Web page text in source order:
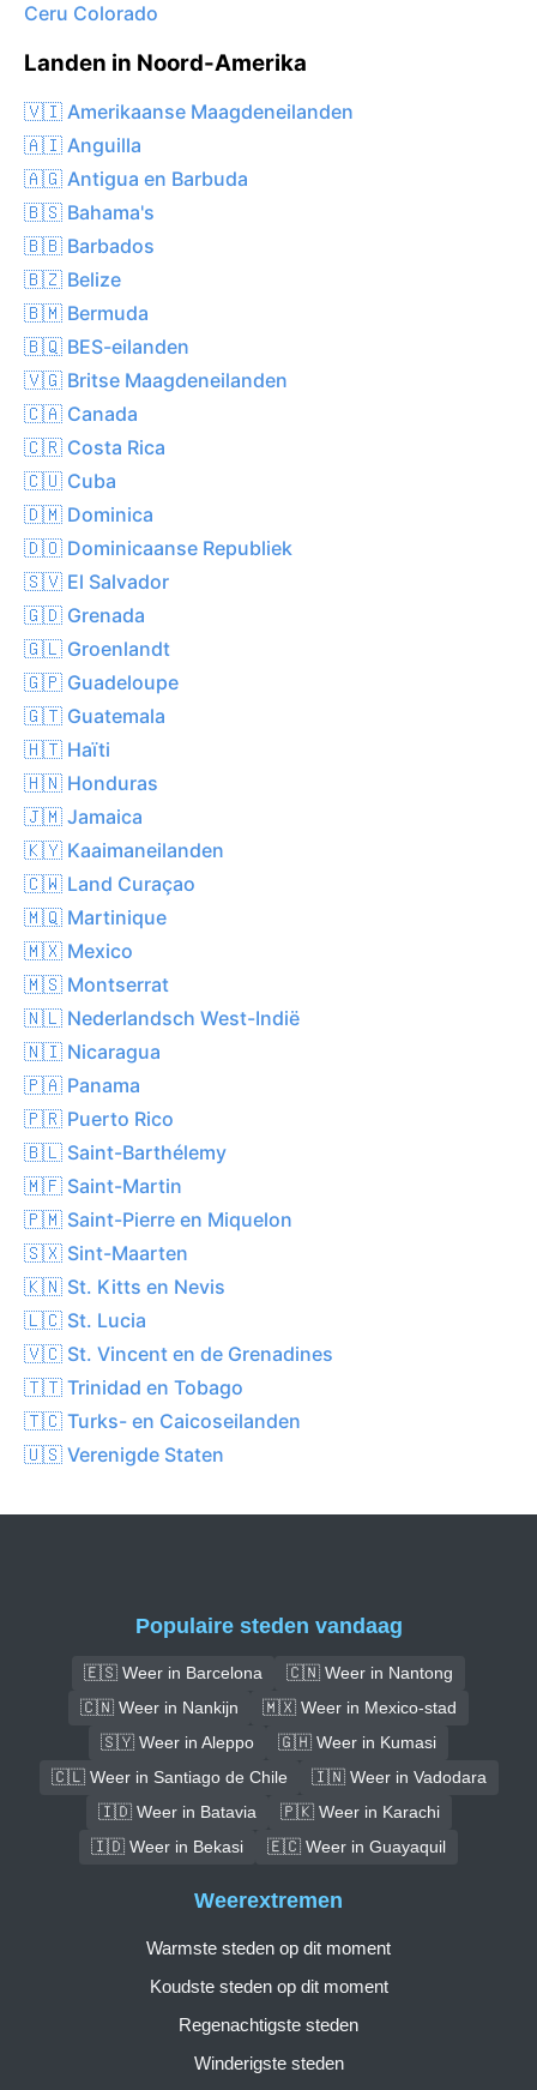
Ceru Colorado
Landen in Noord-Amerika
🇻🇮 Amerikaanse Maagdeneilanden
🇦🇮 Anguilla
🇦🇬 Antigua en Barbuda
🇧🇸 Bahama's
🇧🇧 Barbados
🇧🇿 Belize
🇧🇲 Bermuda
🇧🇶 BES-eilanden
🇻🇬 Britse Maagdeneilanden
🇨🇦 Canada
🇨🇷 Costa Rica
🇨🇺 Cuba
🇩🇲 Dominica
🇩🇴 Dominicaanse Republiek
🇸🇻 El Salvador
🇬🇩 Grenada
🇬🇱 Groenlandt
🇬🇵 Guadeloupe
🇬🇹 Guatemala
🇭🇹 Haïti
🇭🇳 Honduras
🇯🇲 Jamaica
🇰🇾 Kaaimaneilanden
🇨🇼 Land Curaçao
🇲🇶 Martinique
🇲🇽 Mexico
🇲🇸 Montserrat
🇳🇱 Nederlandsch West-Indië
🇳🇮 Nicaragua
🇵🇦 Panama
🇵🇷 Puerto Rico
🇧🇱 Saint-Barthélemy
🇲🇫 Saint-Martin
🇵🇲 Saint-Pierre en Miquelon
🇸🇽 Sint-Maarten
🇰🇳 St. Kitts en Nevis
🇱🇨 St. Lucia
🇻🇨 St. Vincent en de Grenadines
🇹🇹 Trinidad en Tobago
🇹🇨 Turks- en Caicoseilanden
🇺🇸 Verenigde Staten
Populaire steden vandaag
🇪🇸 Weer in Barcelona
🇨🇳 Weer in Nantong
🇨🇳 Weer in Nankijn
🇲🇽 Weer in Mexico-stad
🇸🇾 Weer in Aleppo
🇬🇭 Weer in Kumasi
🇨🇱 Weer in Santiago de Chile
🇮🇳 Weer in Vadodara
🇮🇩 Weer in Batavia
🇵🇰 Weer in Karachi
🇮🇩 Weer in Bekasi
🇪🇨 Weer in Guayaquil
Weerextremen
Warmste steden op dit moment
Koudste steden op dit moment
Regenachtigste steden
Winderigste steden